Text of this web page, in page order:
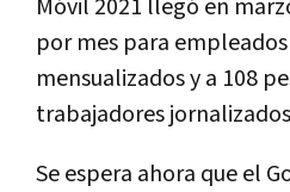
Móvil 2021 llegó en
por mes para
mensualizados y a 108
trabajadores
Se espera ahora que el